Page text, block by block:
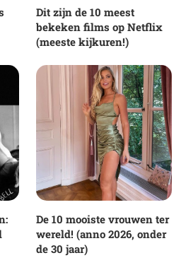
Dit zijn de 10 meest
bekeken films op Netflix
(meeste kijkuren!)
De 10 mooiste vrouwen ter
wereld! (anno 2026, onder
de 30 jaar)